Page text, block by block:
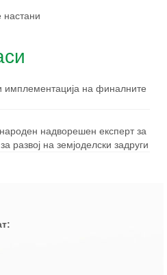
настани
имплементација на финалните
надворешен експерт за
развој на земјоделски задруги